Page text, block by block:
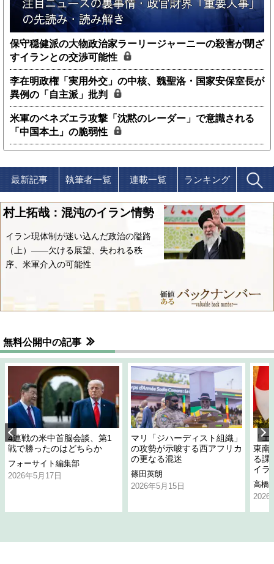
保守穏健派の大物政治家ラーリージャーニーの殺害が閉ざ
すイランとの交渉可能性
李在明政権「実用外交」の中核、魏聖洛・国家安保室長が
異例の「自主派」批判
米軍のベネズエラ攻撃「沈黙のレーダー」で意識される
「中国本土」の脆弱性
最新記事 執筆者一覧 連載一覧 ランキング
村上拓哉：混沌のイラン情勢
イラン現体制が迷い込んだ政治の隘路
（上）――欠ける展望、失われる秩
序、米軍介入の可能性
無料公開中の記事
4連戦の米中首脳会談、第1
戦で勝ったのはどちらか
フォーサイト編集部
2026年5月17日
マリ「ジハーディスト組織」
の攻勢が示唆する西アフリカ
の更なる混迷
篠田英朗
2026年5月15日
「
東南
る課
イラ
高橋
2026